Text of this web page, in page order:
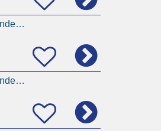
Pflegekraft (m/w/d) in Teilzeit (30 Wochenstunden) - Zentrale Diakoniestation Münchberg-Helmbrechts
Pflegekraft (m/w/d) in Teilzeit (20 Wochenstunden) - Zentrale Diakoniestation Schwarzenbach/Saale